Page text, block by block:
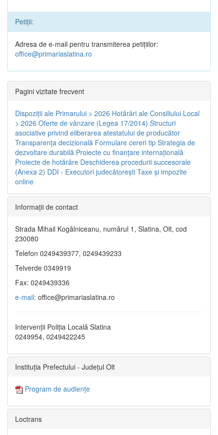
Petiții:
Adresa de e-mail pentru transmiterea petițiilor:
office@primariaslatina.ro
Pagini vizitate frecvent
Dispoziţii ale Primarului > 2026 Hotărâri ale Consiliului Local
> 2026 Oferte de vânzare (Legea 17/2014) Structuri
asociative privind eliberarea atestatului de producător
Transparenţa decizională Formulare cereri tip Strategia de
dezvoltare durabilă Proiecte cu finanţare internaţională
Proiecte de hotărâre Deschiderea procedurii succesorale
(Anexa 2) DDI - Executori judecătorești Taxe şi impozite
online
Informaţii de contact
Strada Mihail Kogălniceanu, numărul 1, Slatina, Olt, cod
230080
Telefon 0249439377, 0249439233
Telverde 0349919
Fax: 0249439336
e-mail: office@primariaslatina.ro
Intervenții Poliția Locală Slatina
0249954, 0249422245
Instituția Prefectului - Județul Olt
Program de audiențe
Loctrans